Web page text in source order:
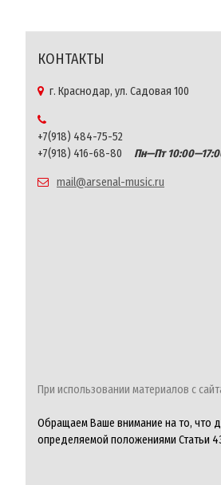
КОНТАКТЫ
г. Краснодар, ул. Садовая 100
+7(918) 484-75-52
+7(918) 416-68-80
Пн—Пт
mail@arsenal-music.ru
При использовании материалов с
Обращаем Ваше внимание на то, что
определяемой положениями Статьи